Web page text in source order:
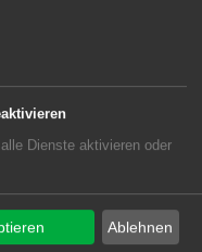
Paul-
Für Kinder
die
Das
und
Dienste aktivieren oder
Ablehnen